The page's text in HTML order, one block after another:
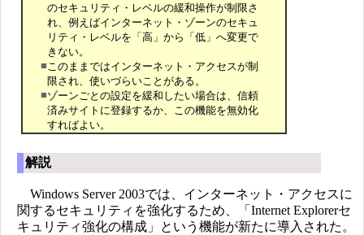
のセキュリティ・レベルの緩和操作が制限さ
れ、例えばインターネット・ゾーンのセキュ
リティ・レベルを「高」から「低」へ変更で
きない。
■このままではインターネット・アクセスが制
限され、使いづらいことがある。
■ゾーンごとの設定を緩和したい場合は、信頼
済みサイトに登録するか、この機能を無効化
すればよい。
解説
Windows Server 2003では、インターネット・アクセスに
関するセキュリティを強化するため、「Internet Explorerセ
キュリティ強化の構成」という機能が新たに導入された。